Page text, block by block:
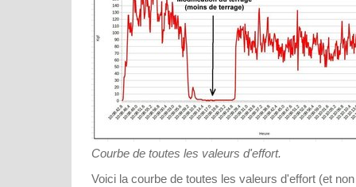
Courbe de toutes les valeurs d'effort.
Voici la courbe de toutes les valeurs d'effort (et